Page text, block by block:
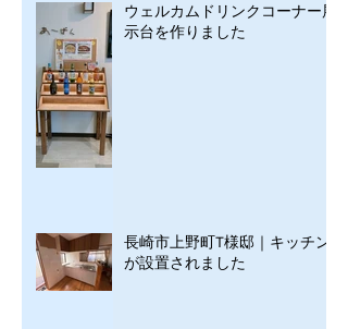
ウェルカムドリンクコーナー展
示台を作りました
長崎市上野町T様邸｜キッチン
が設置されました